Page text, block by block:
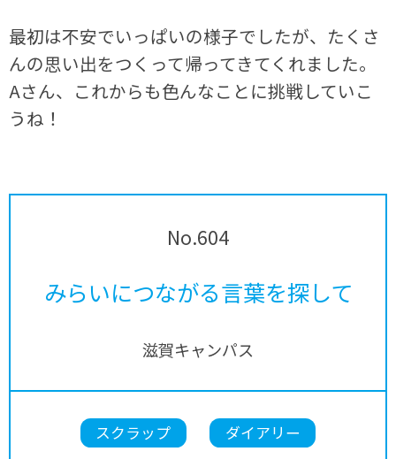
最初は不安でいっぱいの様子でしたが、たくさ
んの思い出をつくって帰ってきてくれました。
Aさん、これからも色んなことに挑戦していこ
うね！
No.604
みらいにつながる言葉を探して
滋賀キャンパス
スクラップ ダイアリー